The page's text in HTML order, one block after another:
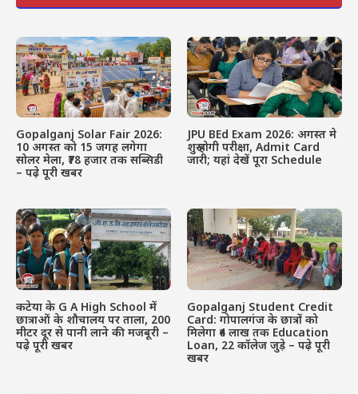
Gopalganj Solar Fair 2026:
10 अगस्त को 15 जगह लगेगा
सोलर मेला, ₹78 हजार तक सब्सिडी
– पढ़े पूरी खबर
JPU BEd Exam 2026: अगस्त मे
शुरू होगी परीक्षा, Admit Card
जारी; यहां देखें पूरा Schedule
कटेया के G A High School में
छात्राओं के शौचालय पर ताला, 200
मीटर दूर से पानी लाने की मजबूरी –
पढ़े पूरी खबर
Gopalganj Student Credit
Card: गोपालगंज के छात्रों को
मिलेगा ₹4 लाख तक Education
Loan, 22 कॉलेज जुड़े – पढ़े पूरी
खबर